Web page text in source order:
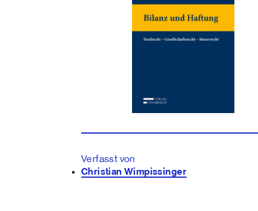
Verfasst von
Christian Wimpissinger